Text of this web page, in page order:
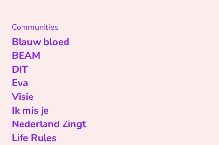
Communities
Blauw bloed
BEAM
DIT
Eva
Visie
Ik mis je
Nederland Zingt
Life Rules